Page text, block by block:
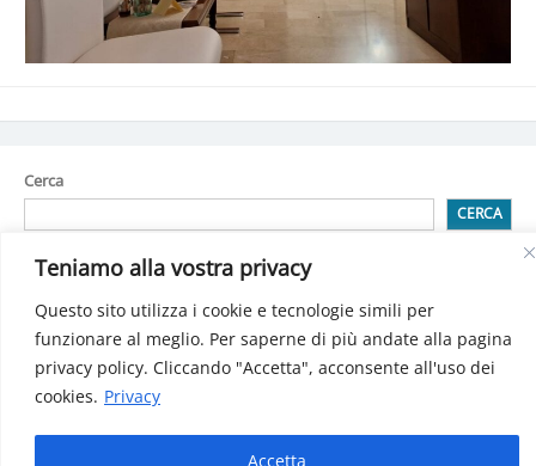
Teniamo alla vostra privacy
Questo sito utilizza i cookie e tecnologie simili per
funzionare al meglio. Per saperne di più andate alla pagina
privacy policy. Cliccando "Accetta", acconsente all'uso dei
cookies. Privacy
Accetta
Cerca
CERCA
Detrazioni spese attività sportiva praticata dai ragazzi
Detrazione per spese di Building automation (domotica)
Bonus sociale per luce, gas e acqua: Decreto pubblicatosulla
Gazzetta Ufficiale
INPS: Gestione separata, le aliquote 2025